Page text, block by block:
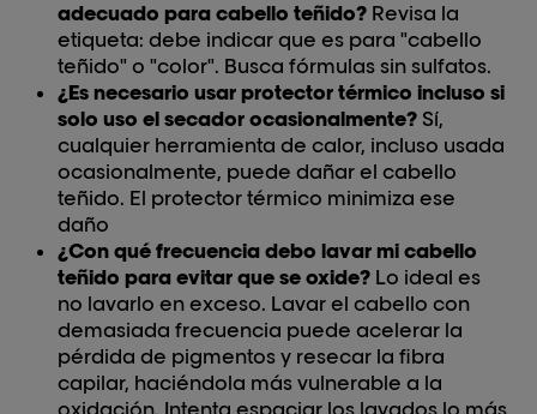
adecuado para cabello teñido? Revisa la
etiqueta: debe indicar que es para "cabello
teñido" o "color". Busca fórmulas sin sulfatos.
¿Es necesario usar protector térmico incluso si
solo uso el secador ocasionalmente? Sí,
cualquier herramienta de calor, incluso usada
ocasionalmente, puede dañar el cabello
teñido. El protector térmico minimiza ese
daño
¿Con qué frecuencia debo lavar mi cabello
teñido para evitar que se oxide? Lo ideal es
no lavarlo en exceso. Lavar el cabello con
demasiada frecuencia puede acelerar la
pérdida de pigmentos y resecar la fibra
capilar, haciéndola más vulnerable a la
oxidación. Intenta espaciar los lavados lo más